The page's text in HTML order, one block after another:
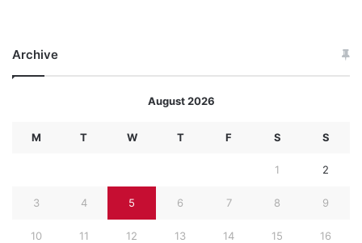
Archive
August 2026
M T W T F S S
1 2
3 4 5 6 7 8 9
10 11 12 13 14 15 16